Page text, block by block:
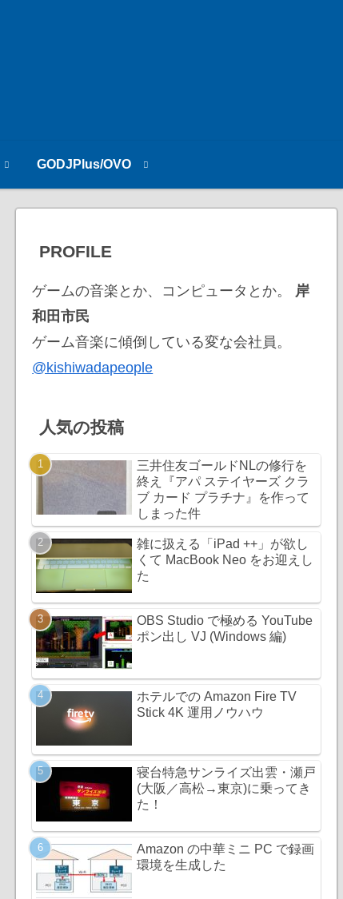
GODJPlus/OVO
PROFILE
ゲームの音楽とか、コンピュータとか。 岸
和田市民
ゲーム音楽に傾倒している変な会社員。
@kishiwadapeople
人気の投稿
三井住友ゴールドNLの修行を
終え『アパ ステイヤーズ クラ
ブ カード プラチナ』を作って
しまった件
雑に扱える「iPad ++」が欲し
くて MacBook Neo をお迎えし
た
OBS Studio で極める YouTube
ポン出し VJ (Windows 編)
ホテルでの Amazon Fire TV
Stick 4K 運用ノウハウ
寝台特急サンライズ出雲・瀬戸
(大阪／高松→東京)に乗ってき
た！
Amazon の中華ミニ PC で録画
環境を生成した